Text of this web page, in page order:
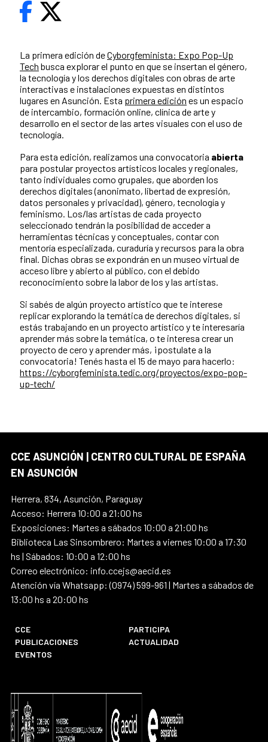
La primera edición deCyborgfeminista: Expo Pop-Up
Tech busca explorar el punto en que se insertan el género,
la tecnología y los derechos digitales con obras de arte
interactivas e instalaciones expuestas en distintos
lugares en Asunción. Esta primera edición es un espacio
de intercambio, formación online, clínica de arte y
desarrollo en el sector de las artes visuales con el uso de
tecnología.
Para esta edición, realizamos una convocatoria abierta
para postular proyectos artísticos locales y regionales,
tanto individuales como grupales, que aborden los
derechos digitales (anonimato, libertad de expresión,
datos personales y privacidad), género, tecnología y
feminismo. Los/las artistas de cada proyecto
seleccionado tendrán la posibilidad de acceder a
herramientas técnicas y conceptuales, contar con
mentoría especializada, curaduría y recursos para la obra
final. Dichas obras se expondrán en un museo virtual de
acceso libre y abierto al público, con el debido
reconocimiento sobre la labor de los y las artistas.
Si sabés de algún proyecto artístico que te interese
replicar explorando la temática de derechos digitales, si
estás trabajando en un proyecto artístico y te interesaría
aprender más sobre la temática, o te interesa crear un
proyecto de cero y aprender más, ¡postulate a la
convocatoria! Tenés hasta el 15 de mayo para hacerlo:
https://cyborgfeminista.tedic.org/proyectos/expo-pop-
up-tech/
CCE ASUNCIÓN | CENTRO CULTURAL DE ESPAÑA
EN ASUNCIÓN
Herrera, 834, Asunción, Paraguay
Acceso: Herrera 10:00 a 21:00 hs
Exposiciones: Martes a sábados 10:00 a 21:00 hs
Biblioteca Las Sinsombrero: Martes a viernes 10:00 a 17:30
hs | Sábados: 10:00 a 12:00 hs
Correo electrónico: info.ccejs@aecid.es
Atención vía Whatsapp: (0974) 599-961 | Martes a sábados de
13:00 hs a 20:00 hs
CCE
PARTICIPA
PUBLICACIONES
ACTUALIDAD
EVENTOS